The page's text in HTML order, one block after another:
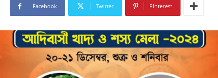
Facebook Twitter Pinterest